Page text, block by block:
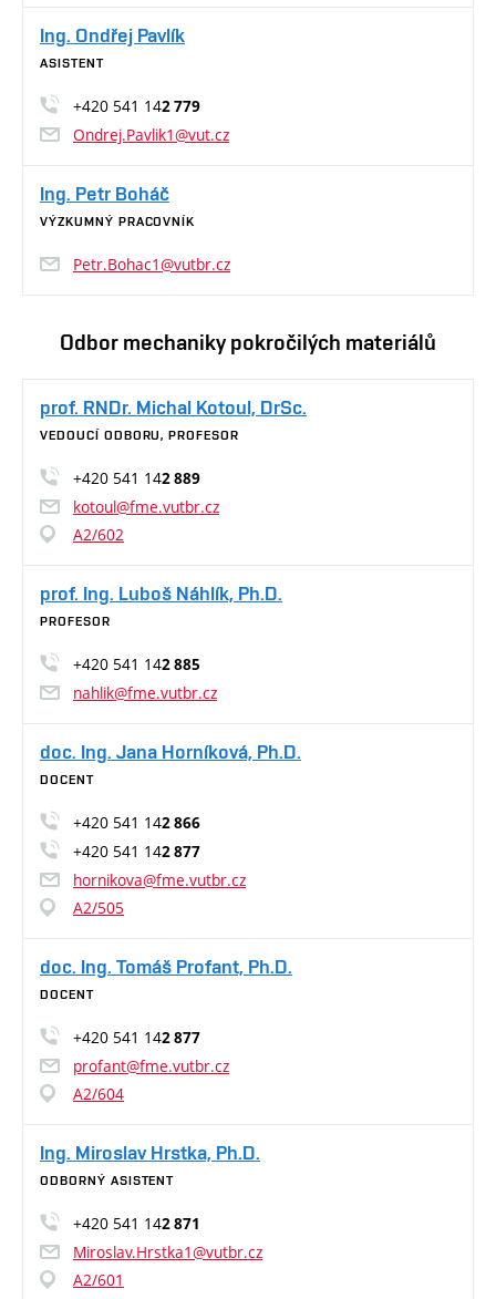
Ing. Ondřej Pavlík
ASISTENT
+420 541 142 779
Ondrej.Pavlik1@vut.cz
Ing. Petr Boháč
VÝZKUMNÝ PRACOVNÍK
Petr.Bohac1@vutbr.cz
Odbor mechaniky pokročilých materiálů
prof. RNDr. Michal Kotoul, DrSc.
VEDOUCÍ ODBORU, PROFESOR
+420 541 142 889
kotoul@fme.vutbr.cz
A2/602
prof. Ing. Luboš Náhlík, Ph.D.
PROFESOR
+420 541 142 885
nahlik@fme.vutbr.cz
doc. Ing. Jana Horníková, Ph.D.
DOCENT
+420 541 142 866
+420 541 142 877
hornikova@fme.vutbr.cz
A2/505
doc. Ing. Tomáš Profant, Ph.D.
DOCENT
+420 541 142 877
profant@fme.vutbr.cz
A2/604
Ing. Miroslav Hrstka, Ph.D.
ODBORNÝ ASISTENT
+420 541 142 871
Miroslav.Hrstka1@vutbr.cz
A2/601